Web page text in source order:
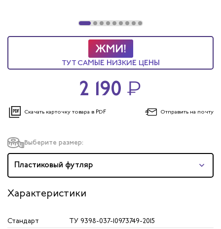
Выберите размер:
Пластиковый футляр
Характеристики
Стандарт
ТУ 9398-037-10973749-2015
ТУТ САМЫЕ НИЗКИЕ ЦЕНЫ
2 190 ₽
Скачать карточку товара в PDF Отправить на почту